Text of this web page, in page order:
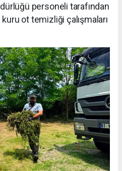
personeli tarafından
ot temizliği çalışmaları